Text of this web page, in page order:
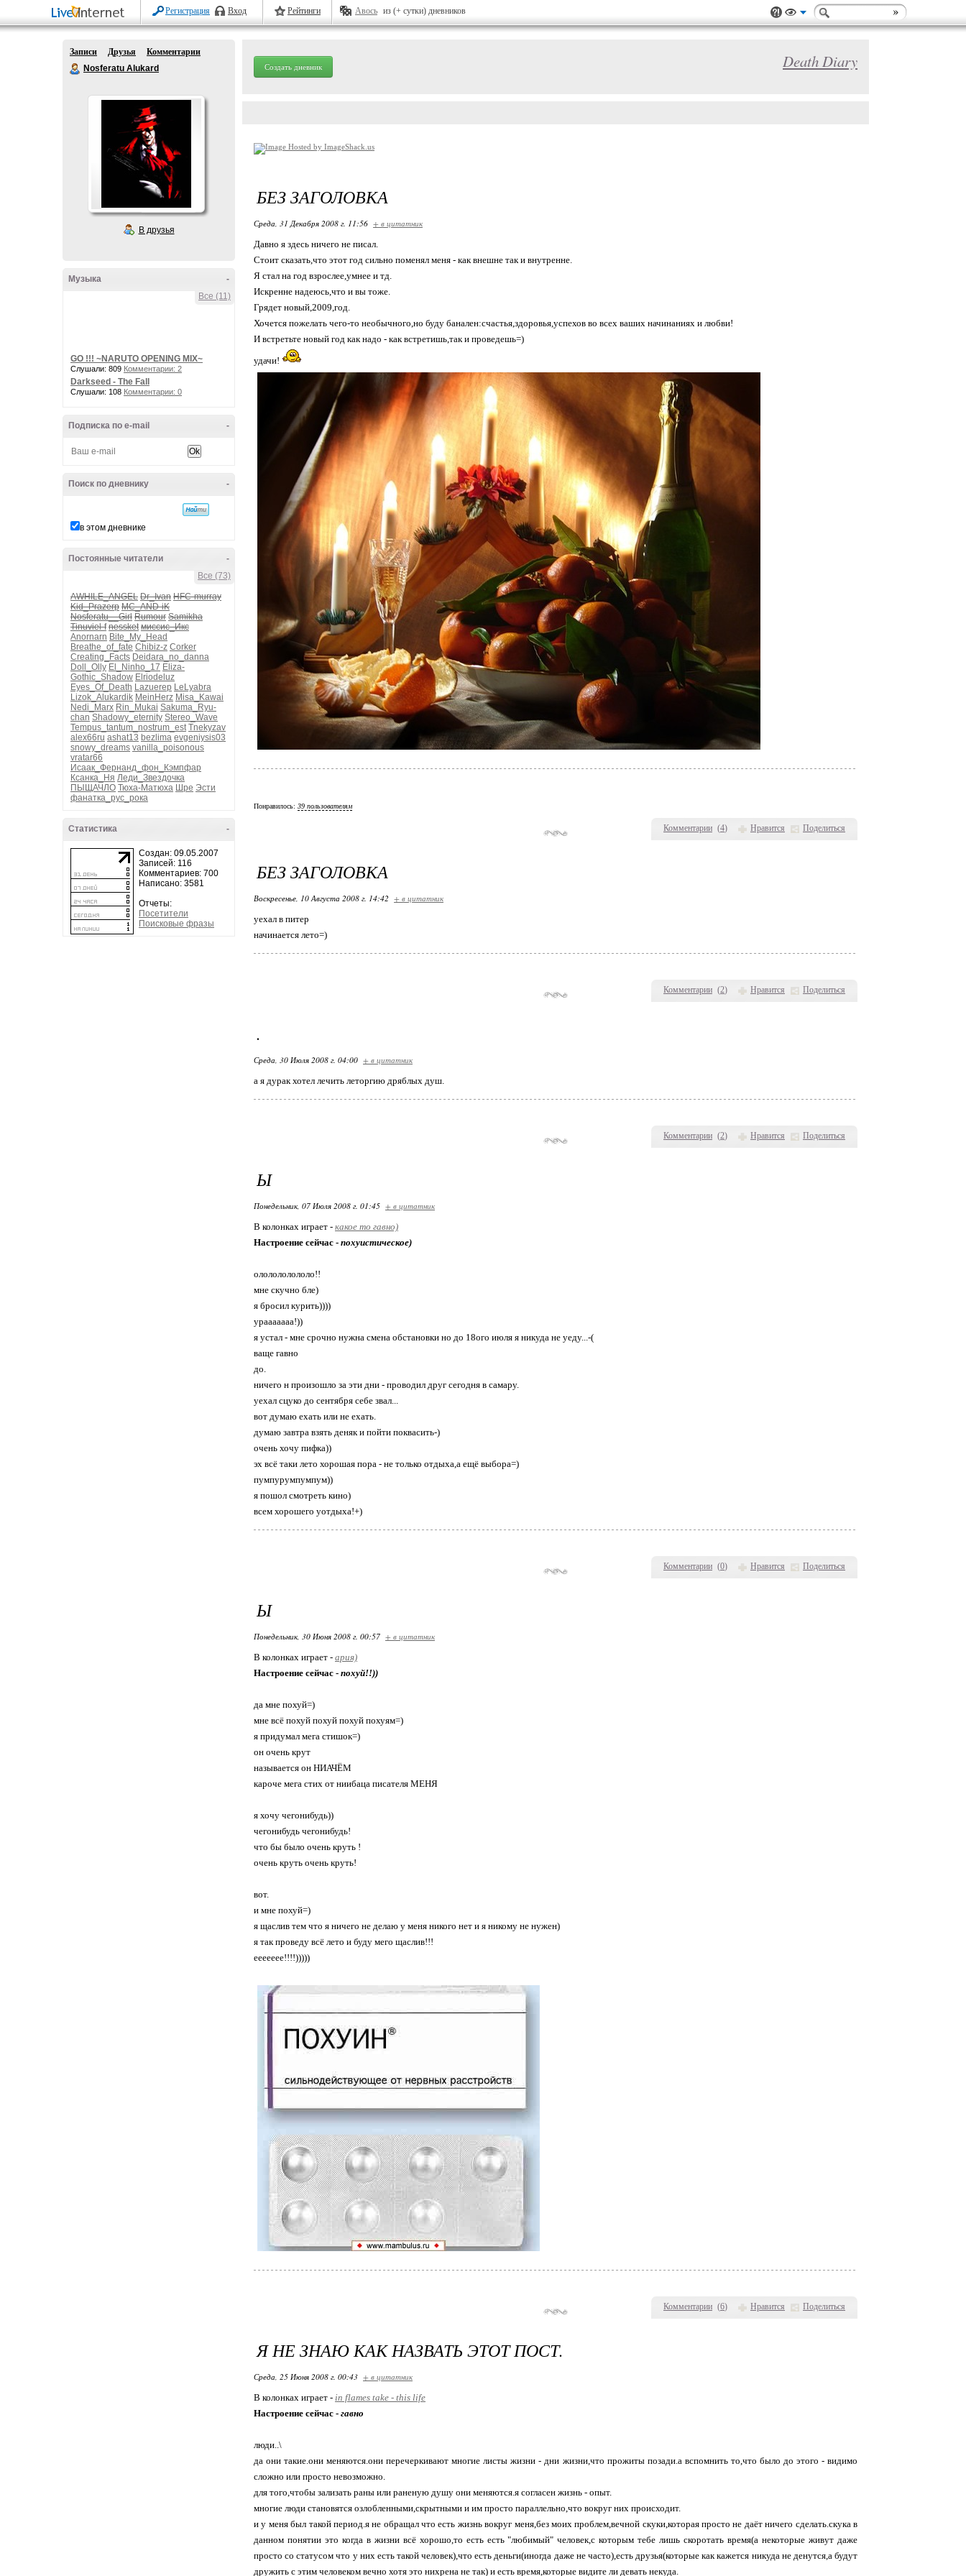
Регистрация Вход Рейтинги Авось из (+ сутки) дневников
Записи Друзья
Комментарии
Nosferatu Alukard
В друзья
-
Музыка
Все (11)
GO !!! ~NARUTO OPENING MIX~
Слушали: 809 Комментарии: 2
Darkseed - The Fall
Слушали: 108 Комментарии: 0
-
Подписка по e-mail
-
Поиск по дневнику
в этом дневнике
-
Постоянные читатели
Все (73)
AWHILE_ANGEL Dr_Ivan HFC-murray
Kid_Prazerp MC_AND-iK
Nosferatu__Girl Rumour Samikha
Tinuviel-f nessket миссис_Икс
Anornarn Bite_My_Head
Breathe_of_fate Chibiz-z Corker
Creating_Facts Deidara_no_danna
Doll_Olly El_Ninho_17 Eliza-
Gothic_Shadow Elriodeluz
Eyes_Of_Death Lazuerep LeLyabra
Lizok_Alukardik MeinHerz Misa_Kawai
Nedi_Marx Rin_Mukai Sakuma_Ryu-
chan Shadowy_eternity Stereo_Wave
Tempus_tantum_nostrum_est Tnekyzav
alex66ru ashat13 bezlima evgeniysis03
snowy_dreams vanilla_poisonous
vratar66
Исаак_Фернанд_фон_Кэмпфар
Ксанка_Ня Леди_Звездочка
ПЫЩАЧЛО Тюха-Матюха Шре Эсти
фанатка_рус_рока
-
Статистика
Создан: 09.05.2007
Записей: 116
Комментариев: 700
Написано: 3581
Отчеты:
Посетители
Поисковые фразы
Создать дневник Death Diary
Комментарии (4) Нравится Поделиться
БЕЗ ЗАГОЛОВКА
Среда, 31 Декабря 2008 г. 11:56 + в цитатник
Давно я здесь ничего не писал.
Стоит сказать,что этот год сильно поменял меня - как внешне так и внутренне.
Я стал на год взрослее,умнее и тд.
Искренне надеюсь,что и вы тоже.
Грядет новый,2009,год.
Хочется пожелать чего-то необычного,но буду банален:счастья,здоровья,успехов во всех ваших начинаниях и любви!
И встретьте новый год как надо - как встретишь,так и проведешь=)
удачи!
Понравилось: 39 пользователям
Комментарии (2) Нравится Поделиться
БЕЗ ЗАГОЛОВКА
Воскресенье, 10 Августа 2008 г. 14:42 + в цитатник
уехал в питер
начинается лето=)
Комментарии (2) Нравится Поделиться
.
Среда, 30 Июля 2008 г. 04:00 + в цитатник
а я дурак хотел лечить леторгию дряблых душ.
Комментарии (0) Нравится Поделиться
Ы
Понедельник, 07 Июля 2008 г. 01:45 + в цитатник
В колонках играет - какое то гавно)
Настроение сейчас - похуистическое)
ололололололо!!
мне скучно бле)
я бросил курить))))
урааааааа!))
я устал - мне срочно нужна смена обстановки но до 18ого июля я никуда не уеду...-(
ваще гавно
до.
ничего н произошло за эти дни - проводил друг сегодня в самару.
уехал сцуко до сентября себе звал...
вот думаю ехать или не ехать.
думаю завтра взять деняк и пойти поквасить-)
очень хочу пифка))
эх всё таки лето хорошая пора - не только отдыха,а ещё выбора=)
пумпурумпумпум))
я пошол смотреть кино)
всем хорошего уотдыха!+)
Комментарии (6) Нравится Поделиться
Ы
Понедельник, 30 Июня 2008 г. 00:57 + в цитатник
В колонках играет - ария)
Настроение сейчас - похуй!!))
да мне похуй=)
мне всё похуй похуй похуй похуям=)
я придумал мега стишок=)
он очень крут
называется он НИАЧЁМ
кароче мега стих от ниибаца писателя МЕНЯ
я хочу чегонибудь))
чегонибудь чегонибудь!
что бы было очень круть !
очень круть очень круть!
вот.
и мне похуй=)
я щаслив тем что я ничего не делаю у меня никого нет и я никому не нужен)
я так проведу всё лето и буду мего щаслив!!!
еееееее!!!!)))))
Я НЕ ЗНАЮ КАК НАЗВАТЬ ЭТОТ ПОСТ.
Среда, 25 Июня 2008 г. 00:43 + в цитатник
В колонках играет - in flames take - this life
Настроение сейчас - гавно
люди..\
да они такие.они меняются.они перечеркивают многие листы жизни - дни жизни,что прожиты позади.а вспомнить то,что было до этого - видимо
сложно или просто невозможно.
для того,чтобы зализать раны или раненую душу они меняются.я согласен жизнь - опыт.
многие люди становятся озлобленными,скрытными и им просто параллельно,что вокруг них происходит.
и у меня был такой период.я не обращал что есть жизнь вокруг меня,без моих проблем,вечной скуки,которая просто не даёт ничего сделать.скука в
данном понятии это когда в жизни всё хорошо,то есть есть "любимый" человек,с которым тебе лишь скоротать время(а некоторые живут даже
просто со статусом что у них есть такой человек),что есть деньги(иногда даже не часто),есть друзья(которые как кажется никуда не денутся,а будут
дружить с этим человеком вечно хотя это нихрена не так) и есть время,которые видите ли девать некуда.